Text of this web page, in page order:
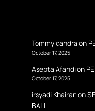
Tommy candra on
October 17, 2025
Asepta Afandion
October 17, 2025
irsyadi Khairanon
BALI